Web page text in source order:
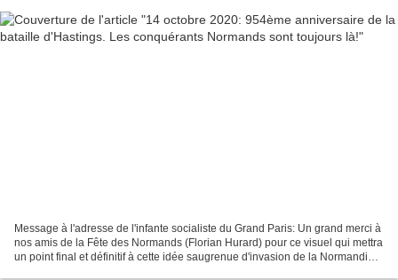
Message à l'adresse de l'infante socialiste du Grand Paris: Un grand merci à
nos amis de la Fête des Normands (Florian Hurard) pour ce visuel qui mettra
un point final et définitif à cette idée saugrenue d'invasion de la Normandie